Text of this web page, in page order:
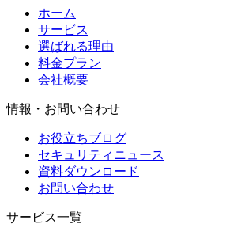
ホーム
サービス
選ばれる理由
料金プラン
会社概要
情報・お問い合わせ
お役立ちブログ
セキュリティニュース
資料ダウンロード
お問い合わせ
サービス一覧